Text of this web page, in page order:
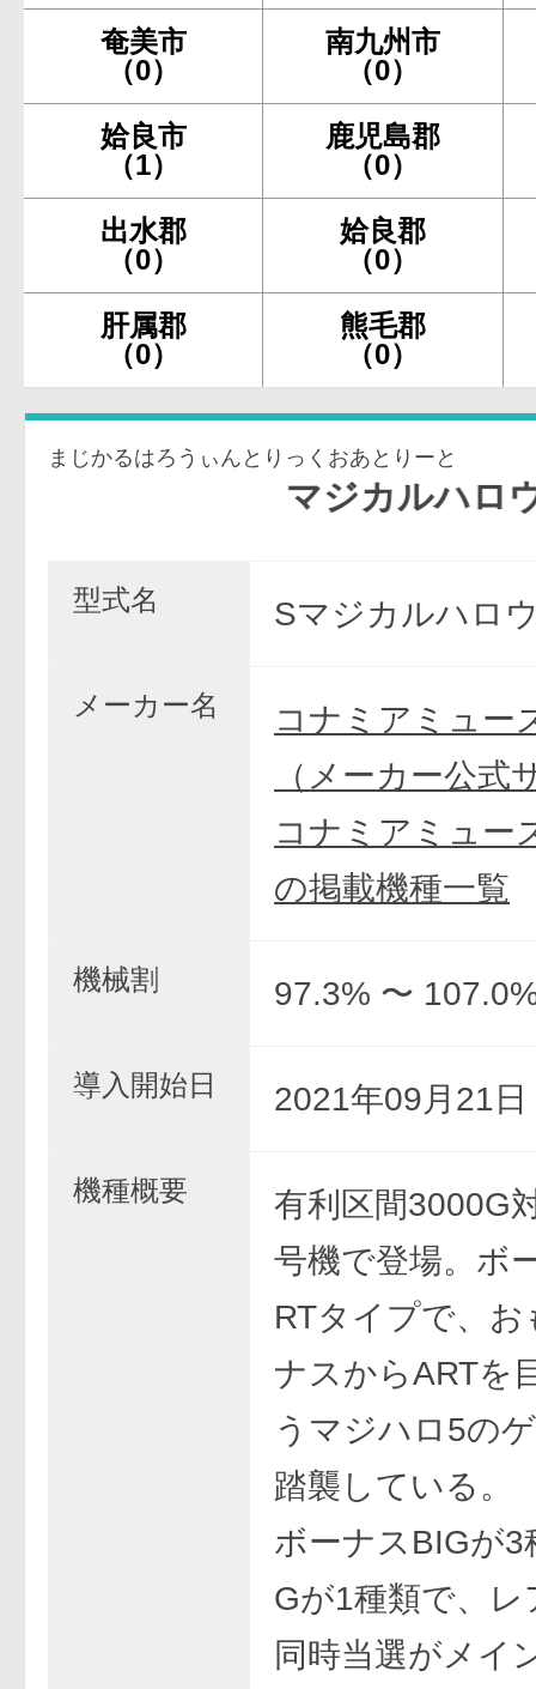
奄美市
（0）
南九州市
（0）
姶良市
（1）
鹿児島郡
（0）
出水郡
（0）
姶良郡
（0）
肝属郡
（0）
熊毛郡
（0）
まじかるはろうぃんとりっくおあとりーと
マジカルハロウィン
型式名 Sマジカルハロ
メーカー名
コナミアミュー
（メーカー公式
コナミアミュー
の掲載機種一覧
機械割 97.3% 〜
導入開始日 2021年09月21日
機種概要
有利区間3000G
号機で登場。ボ
RTタイプで、お
ナスからARTを
うマジハロ5の
踏襲している。
ボーナスBIGが3
Gが1種類で、レ
同時当選がメイ